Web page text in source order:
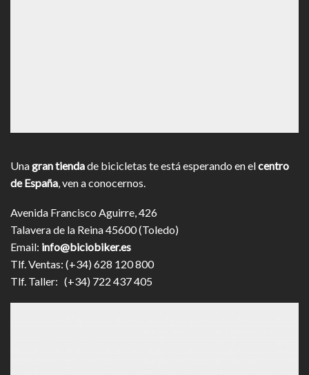
Unagran tiendade bicicletas te está esperando en elcentro
de España , ven a conocernos.
Avenida Francisco Aguirre, 426
Talavera de la Reina 45600 (Toledo)
Email: info@biciobiker.es
Tlf. Ventas: (+34) 628 120 800
Tlf. Taller: (+34) 722 437 405